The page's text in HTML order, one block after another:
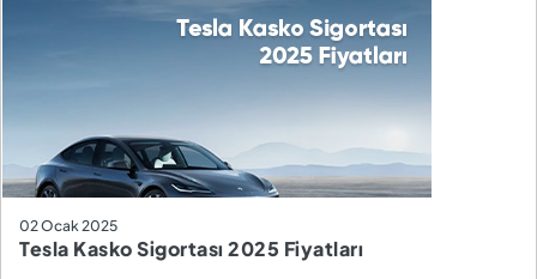
02 Ocak 2025
Tesla Kasko Sigortası 2025 Fiyatları